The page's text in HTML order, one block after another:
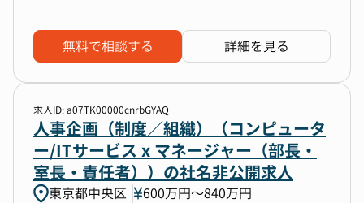
無料で相談する 詳細を見る
求人ID: a07TK00000cnrbGYAQ
人事企画（制度／組織）（コンピュータ
ー/ITサービス x マネージャー（部長・
室長・責任者））の社名非公開求人
東京都中央区 600万円〜840万円